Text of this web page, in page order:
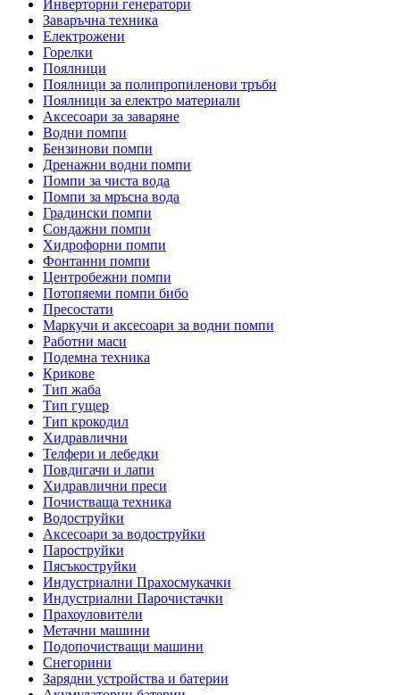
Инверторни генератори
Заваръчна техника
Електрожени
Горелки
Поялници
Поялници за полипропиленови тръби
Поялници за електро материали
Аксесоари за заваряне
Водни помпи
Бензинови помпи
Дренажни водни помпи
Помпи за чиста вода
Помпи за мръсна вода
Градински помпи
Сондажни помпи
Хидрофорни помпи
Фонтанни помпи
Центробежни помпи
Потопяеми помпи бибо
Пресостати
Маркучи и аксесоари за водни помпи
Работни маси
Подемна техника
Крикове
Тип жаба
Тип гущер
Тип крокодил
Хидравлични
Телфери и лебедки
Повдигачи и лапи
Хидравлични преси
Почистваща техника
Водоструйки
Аксесоари за водоструйки
Пароструйки
Пясъкоструйки
Индустриални Прахосмукачки
Индустриални Парочистачки
Прахоуловители
Метачни машини
Подопочистващи машини
Снегорини
Зарядни устройства и батерии